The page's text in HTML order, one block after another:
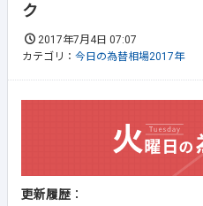
ク
2017年7月4日 07:07
カテゴリ： 今日の為替相場2017年
更新履歴 ：